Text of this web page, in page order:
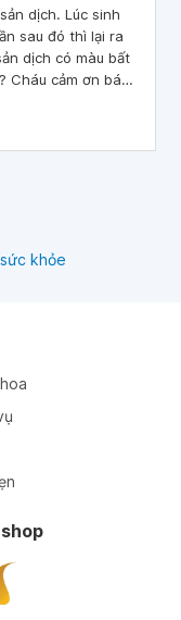
dịch. Lúc sinh
sau đó thì lại ra
dịch có màu bất
Cháu cảm ơn bác
khỏe